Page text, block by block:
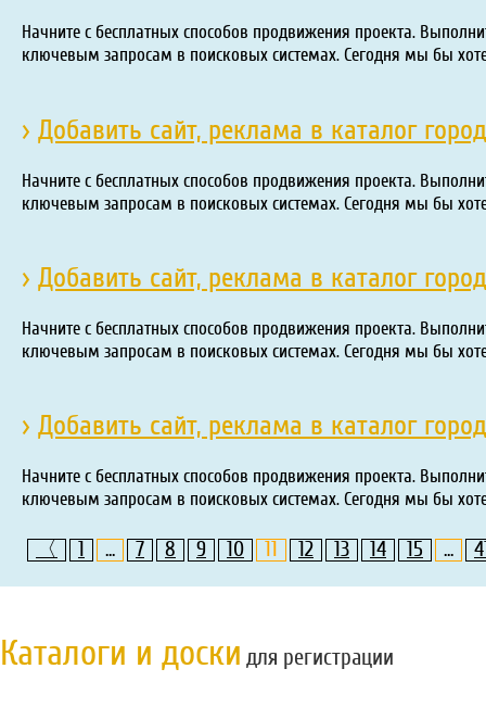
Начните с бесплатных способов продвижения проекта.
ключевым запросам в поисковых системах. Сегодня мы бы
› Добавить сайт, реклама в каталог
Начните с бесплатных способов продвижения проекта.
ключевым запросам в поисковых системах. Сегодня мы бы
› Добавить сайт, реклама в каталог
Начните с бесплатных способов продвижения проекта.
ключевым запросам в поисковых системах. Сегодня мы бы
› Добавить сайт, реклама в каталог
Начните с бесплатных способов продвижения проекта.
ключевым запросам в поисковых системах. Сегодня мы бы
〈 1 ... 7 8 9 10 11 12 13 14 15 ...
Каталоги и доски для регистрации